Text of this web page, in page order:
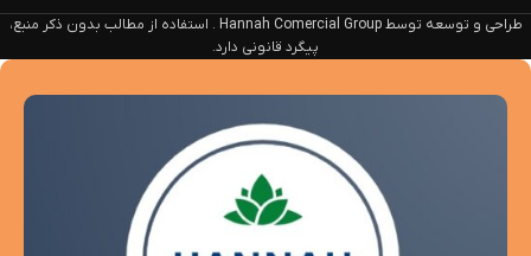
طراحی و توسعه توسط Hannah Comercial Group . استفاده از مطالب بدون ذکر منبع،
پیگرد قانونی دارد.